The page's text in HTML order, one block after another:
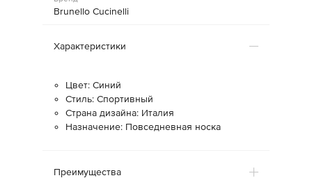
Brunello Cucinelli
Характеристики
Цвет: Синий
Стиль: Спортивный
Страна дизайна: Италия
Назначение: Повседневная носка
Преимущества